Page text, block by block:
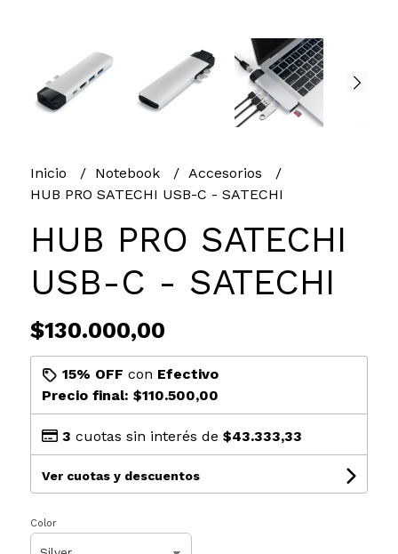
Inicio Notebook
Accesorios
HUB PRO SATECHI USB-C - SATECHI
HUB PRO SATECHI
USB-C - SATECHI
$130.000,00
15% OFF con Efectivo
Precio final: $110.500,00
3 cuotas sin interés de $43.333,33
Ver cuotas y descuentos
Color